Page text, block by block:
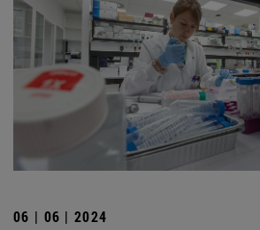
06 | 06 | 2024